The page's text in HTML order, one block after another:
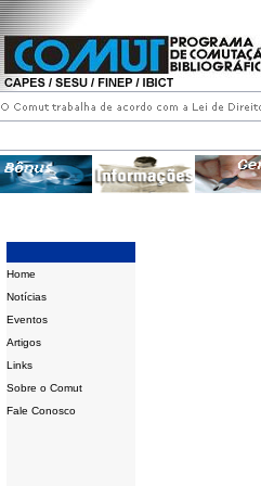
Home
Notícias
Eventos
Artigos
Links
Sobre o Comut
Fale Conosco